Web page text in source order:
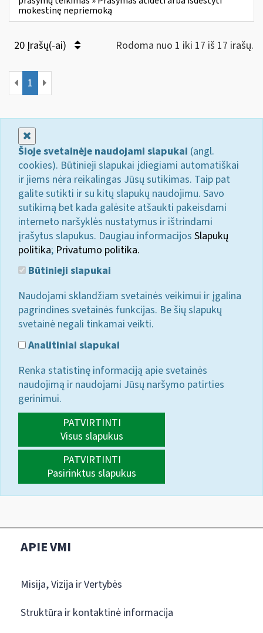
mokestinę nepriemoką
20 Įrašų(-ai) Rodoma nuo 1 iki 17 iš 17 irašų.
1
Šioje svetainėje naudojami slapukai (angl.
cookies). Būtinieji slapukai įdiegiami automatiškai
ir jiems nėra reikalingas Jūsų sutikimas. Taip pat
galite sutikti ir su kitų slapukų naudojimu. Savo
sutikimą bet kada galėsite atšaukti pakeisdami
interneto naršyklės nustatymus ir ištrindami
įrašytus slapukus. Daugiau informacijos Slapukų
politika; Privatumo politika.
Būtinieji slapukai
Naudojami sklandžiam svetainės veikimui ir įgalina
pagrindines svetainės funkcijas. Be šių slapukų
svetainė negali tinkamai veikti.
Analitiniai slapukai
Renka statistinę informaciją apie svetainės
naudojimą ir naudojami Jūsų naršymo patirties
gerinimui.
PATVIRTINTI
Visus slapukus
PATVIRTINTI
Pasirinktus slapukus
APIE VMI
Misija, Vizija ir Vertybės
Struktūra ir kontaktinė informacija